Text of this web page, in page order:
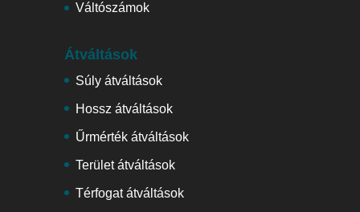
Váltószámok
Átváltások
Súly átváltások
Hossz átváltások
Űrmérték átváltások
Terület átváltások
Térfogat átváltások